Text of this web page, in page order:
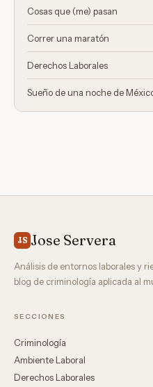
Cosas que (me) pasan
Correr una maratón
Derechos Laborales
Sueño de una noche de
JS Jose Servera
Análisis de entornos laborales y
blog de criminología aplicada al
SECCIONES
Criminología
Ambiente Laboral
Derechos Laborales